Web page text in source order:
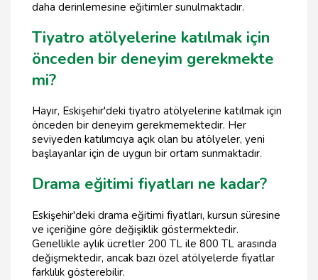
daha derinlemesine eğitimler sunulmaktadır.
Tiyatro atölyelerine katılmak için
önceden bir deneyim gerekmekte
mi?
Hayır, Eskişehir'deki tiyatro atölyelerine katılmak için
önceden bir deneyim gerekmemektedir. Her
seviyeden katılımcıya açık olan bu atölyeler, yeni
başlayanlar için de uygun bir ortam sunmaktadır.
Drama eğitimi fiyatları ne kadar?
Eskişehir'deki drama eğitimi fiyatları, kursun süresine
ve içeriğine göre değişiklik göstermektedir.
Genellikle aylık ücretler 200 TL ile 800 TL arasında
değişmektedir, ancak bazı özel atölyelerde fiyatlar
farklılık gösterebilir.